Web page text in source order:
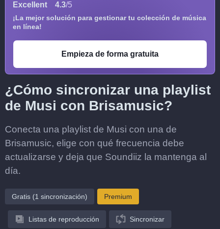
Excellent 4.3/5
¡La mejor solución para gestionar tu colección de música
en línea!
Empieza de forma gratuita
¿Cómo sincronizar una playlist
de Musi con Brisamusic?
Conecta una playlist de Musi con una de
Brisamusic, elige con qué frecuencia debe
actualizarse y deja que Soundiiz la mantenga al
día.
Gratis (1 sincronización) Premium
Listas de reproducción Sincronizar